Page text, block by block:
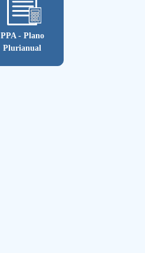
PPA - Plano
Plurianual